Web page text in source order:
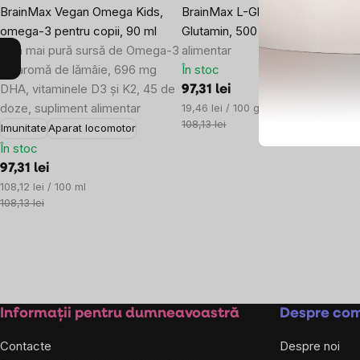
BrainMax Vegan Omega Kids,
omega-3 pentru copii, 90 ml
Cea mai pură sursă de Omega-3
cu aromă de lămâie, 696 mg
DHA, vitaminele D3 și K2, 45 de
doze, supliment alimentar
ImunitateAparat locomotor
În stoc
97,31 lei
Evaluare
preţ:
108,12 lei / 100 ml
108,13 lei
BrainMax L-Glutamine, L-
Glutamin, 500 g
alimentar
În stoc
97,31 lei
Evaluare
preţ:
19,46 lei / 100 g
108,13 lei
Subsol
Informații pentru dumneavoastră
Contacte
Despre
Despre noi